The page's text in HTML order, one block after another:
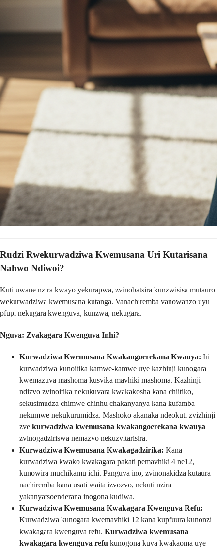
Rudzi Rwekurwadziwa Kwemusana Uri Kutarisana
Nahwo Ndiwoi?
Kuti uwane nzira kwayo yekurapwa, zvinobatsira kunzwisisa mutauro
wekurwadziwa kwemusana kutanga. Vanachiremba vanowanzo uyu
pfupi nekugara kwenguva, kunzwa, nekugara.
Nguva: Zvakagara Kwenguva Inhi?
Kurwadziwa Kwemusana Kwakangoerekana Kwauya: Iri
kurwadziwa kunoitika kamwe-kamwe uye kazhinji kunogara
kwemazuva mashoma kusvika mavhiki mashoma. Kazhinji
ndizvo zvinoitika nekukuvara kwakakosha kana chiitiko,
sekusimudza chimwe chinhu chakanyanya kana kufamba
nekumwe nekukurumidza. Mashoko akanaka ndeokuti zvizhinji
zve kurwadziwa kwemusana kwakangoerekana kwauya
zvinogadziriswa nemazvo nekuzvitarisira.
Kurwadziwa Kwemusana Kwakagadzirika: Kana
kurwadziwa kwako kwakagara pakati pemavhiki 4 ne12,
kunowira muchikamu ichi. Panguva ino, zvinonakidza kutaura
nachiremba kana usati waita izvozvo, nekuti nzira
yakanyatsoenderana inogona kudiwa.
Kurwadziwa Kwemusana Kwakagara Kwenguva Refu:
Kurwadziwa kunogara kwemavhiki 12 kana kupfuura kunonzi
kwakagara kwenguva refu. Kurwadziwa kwemusana
kwakagara kwenguva refu kunogona kuva kwakaoma uye